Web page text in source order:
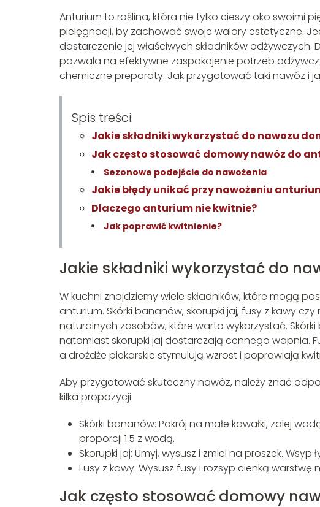
Anturium to roślina, która nie tylko cieszy oko swoimi
pielęgnacji, by zachować swoje walory estetyczne.
dostarczenie jej właściwych składników
pozwala na efektywne zaspokojenie potrzeb
chemiczne preparaty. Jak przygotować taki nawóz i
Spis treści:
Jakie składniki wykorzystać do nawozu
Jak często stosować domowy nawóz do
Sezonowe podejście do nawożenia
Jakie błędy unikać przy nawożeniu
Dlaczego anturium nie kwitnie?
Jak poprawić kwitnienie?
Jakie składniki wykorzystać do
W kuchni znajdziemy wiele składników, które mogą
anturium. Skórki bananów, skorupki jaj, fusy z kawy
naturalnych zasobów, które warto wykorzystać.
natomiast skorupki jaj dostarczają cennego wapnia.
a drożdże piekarskie stymulują wzrost i poprawiają
Aby przygotować skuteczny nawóz, należy znać
kilka propozycji:
Skórki bananów: Pokrój na małe kawałki, zalej
proporcji 1:5 z wodą.
Skorupki jaj: Umyj, wysusz i zmiel na proszek.
Fusy z kawy: Wysusz fusy i rozsyp cienką warstwę
Jak często stosować domowy